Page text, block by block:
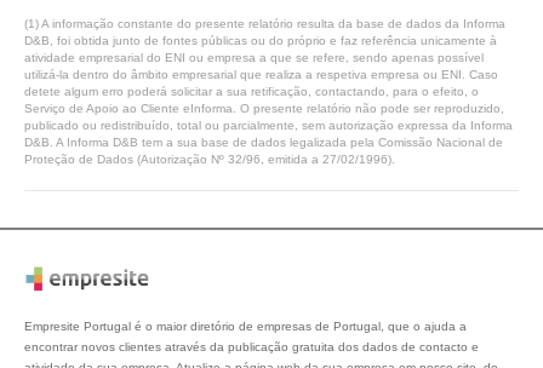
(1) A informação constante do presente relatório resulta da base de dados da Informa
D&B, foi obtida junto de fontes públicas ou do próprio e faz referência unicamente à
atividade empresarial do ENI ou empresa a que se refere, sendo apenas possível
utilizá-la dentro do âmbito empresarial que realiza a respetiva empresa ou ENI. Caso
detete algum erro poderá solicitar a sua retificação, contactando, para o efeito, o
Serviço de Apoio ao Cliente eInforma. O presente relatório não pode ser reproduzido,
publicado ou redistribuído, total ou parcialmente, sem autorização expressa da Informa
D&B. A Informa D&B tem a sua base de dados legalizada pela Comissão Nacional de
Proteção de Dados (Autorização Nº 32/96, emitida a 27/02/1996).
Empresite Portugal é o maior diretório de empresas de Portugal, que o ajuda a
encontrar novos clientes através da publicação gratuita dos dados de contacto e